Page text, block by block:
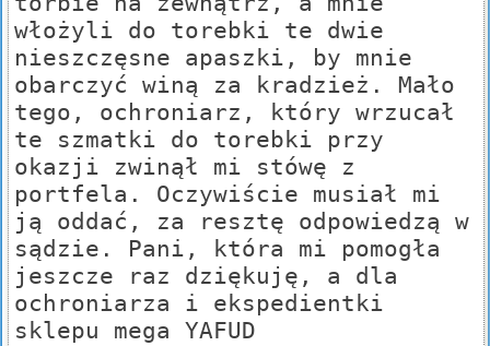
włożyli do torebki te dwie
nieszczęsne apaszki, by mnie
obarczyć winą za kradzież. Mało
tego, ochroniarz, który wrzucał
te szmatki do torebki przy
okazji zwinął mi stówę z
portfela. Oczywiście musiał mi
ją oddać, za resztę odpowiedzą w
sądzie. Pani, która mi pomogła
jeszcze raz dziękuję, a dla
ochroniarza i ekspedientki
sklepu mega YAFUD